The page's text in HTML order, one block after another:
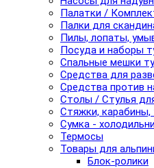
Палатки /
Палки для
Пилы, лопаты,
Посуда и наборы
Спальные мешки
Средства для
Средства против
Столы / Стулья
Стяжки, карабины,
Сумка -
Термосы
Товары для
Блок-ролики